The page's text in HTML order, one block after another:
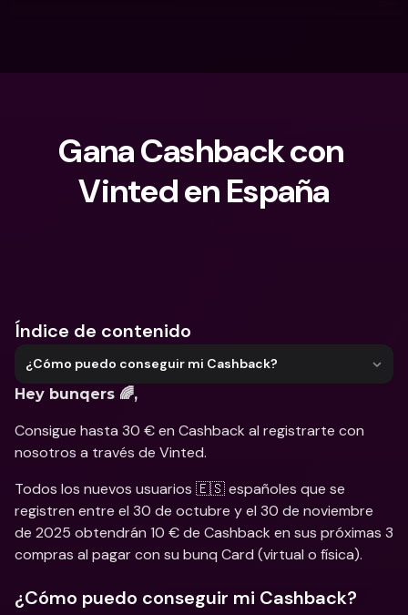
Gana Cashback con
Vinted en España
Índice de contenido
¿Cómo puedo conseguir mi Cashback?
Hey bunqers 🌈,
Consigue hasta 30 € en Cashback al registrarte con
nosotros a través de Vinted.
Todos los nuevos usuarios 🇪🇸 españoles que se
registren entre el 30 de octubre y el 30 de noviembre
de 2025 obtendrán 10 € de Cashback en sus próximas 3
compras al pagar con su bunq Card (virtual o física).
¿Cómo puedo conseguir mi Cashback?